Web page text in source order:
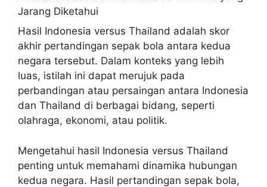
Hasil Indonesia versus Thailand adalah skor
akhir pertandingan sepak bola antara kedua
negara tersebut. Dalam konteks yang lebih
luas, istilah ini dapat merujuk pada
perbandingan atau persaingan antara Indonesia
dan Thailand di berbagai bidang, seperti
olahraga, ekonomi, atau politik.
Mengetahui hasil Indonesia versus Thailand
penting untuk memahami dinamika hubungan
kedua negara. Hasil pertandingan sepak bola,